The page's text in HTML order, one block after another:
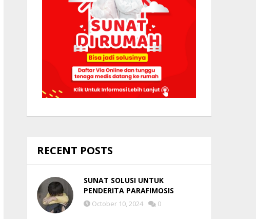
RECENT POSTS
SUNAT SOLUSI UNTUK
PENDERITA PARAFIMOSIS
October 10, 2024 0